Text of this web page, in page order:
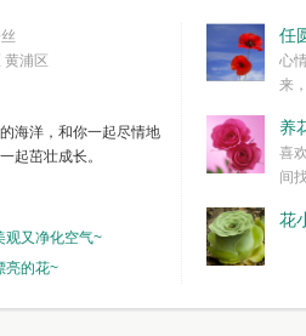
黄浦区
海洋，和你一起尽情地
起茁壮成长。
观又净化空气~
亮的花~
任
心
来
简单愉快的心
我们自己复杂
养
喜
间
花